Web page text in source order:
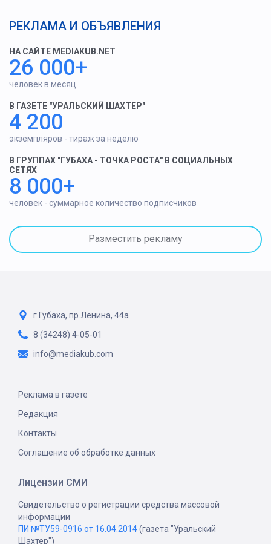
РЕКЛАМА И ОБЪЯВЛЕНИЯ
НА САЙТЕ MEDIAKUB.NET
26 000+
человек в месяц
В ГАЗЕТЕ "УРАЛЬСКИЙ ШАХТЕР"
4 200
экземпляров - тираж за неделю
В ГРУППАХ "ГУБАХА - ТОЧКА РОСТА" В СОЦИАЛЬНЫХ
СЕТЯХ
8 000+
человек - суммарное количество подписчиков
Разместить рекламу
г.Губаха, пр.Ленина, 44а
8 (34248) 4-05-01
info@mediakub.com
Реклама в газете
Редакция
Контакты
Соглашение об обработке данных
Лицензии СМИ
Свидетельство о регистрации средства массовой
информации
ПИ №ТУ59-0916 от 16.04.2014(газета "Уральский
Шахтер")